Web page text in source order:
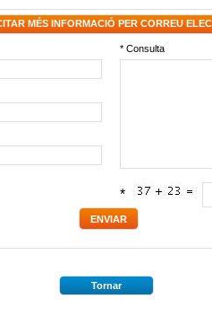
MÉS INFORMACIÓ PER CORREU
* Consulta
*
Tornar